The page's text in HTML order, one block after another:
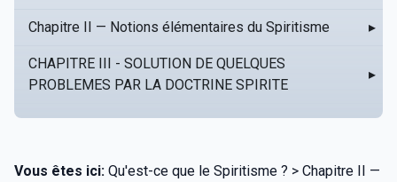
Chapitre II — Notions élémentaires du Spiritisme ▸
CHAPITRE III - SOLUTION DE QUELQUES
PROBLEMES PAR LA DOCTRINE SPIRITE
▸
Vous êtes ici: Qu'est-ce que le Spiritisme ? > Chapitre II —